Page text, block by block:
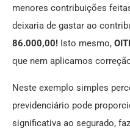
menores contribuições
deixaria de gastar ao
86.000,00! Isto mesmo,
que nem aplicamos
Neste exemplo simples
previdenciário pode
significativa ao segurado,